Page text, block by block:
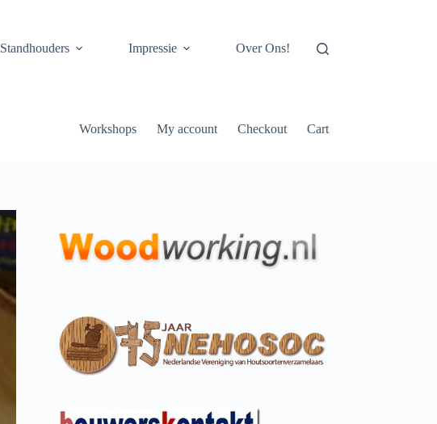
Standhouders Impressie Over Ons!
Workshops My account Checkout Cart